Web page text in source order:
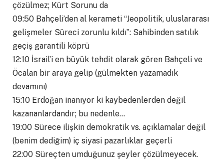
çözülmez; Kürt Sorunu da
09:50 Bahçeli’den al kerameti “Jeopolitik, uluslararası
gelişmeler Süreci zorunlu kıldı”: Sahibinden satılık
geçiş garantili köprü
12:10 İsrail’i en büyük tehdit olarak gören Bahçeli ve
Öcalan bir araya gelip (gülmekten yazamadık
devamını)
15:10 Erdoğan inanıyor ki kaybedenlerden değil
kazananlardandır; bu nedenle…
19:00 Sürece ilişkin demokratik vs. açıklamalar değil
(benim dediğim) iç siyasi pazarlıklar geçerli
22:00 Süreçten umduğunuz şeyler çözülmeyecek.